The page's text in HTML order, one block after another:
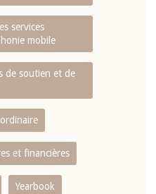
services
mobile
de soutien et de
et financières
Yearbook